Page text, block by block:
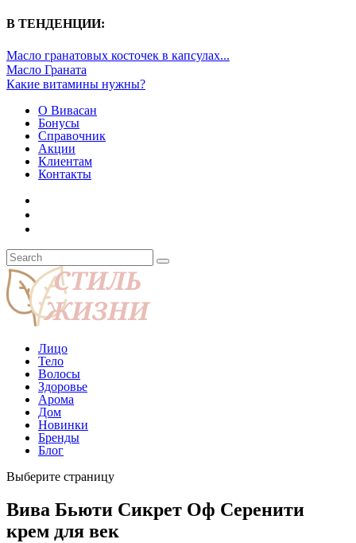
В ТЕНДЕНЦИИ:
Масло гранатовых косточек в капсулах...
Масло Граната
Какие витамины нужны?
О Вивасан
Бонусы
Справочник
Акции
Клиентам
Контакты
Лицо
Тело
Волосы
Здоровье
Арома
Дом
Новинки
Бренды
Блог
Выберите страницу
Вива Бьюти Сикрет Оф Серенити
крем для век